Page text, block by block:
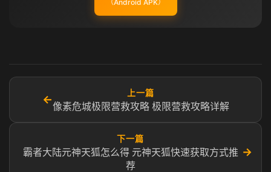
（Android APK）
←
上一篇
像素危城极限营救攻略 极限营救攻略详解
下一篇
霸者大陆元神天狐怎么得 元神天狐快速获取方式推
荐
→